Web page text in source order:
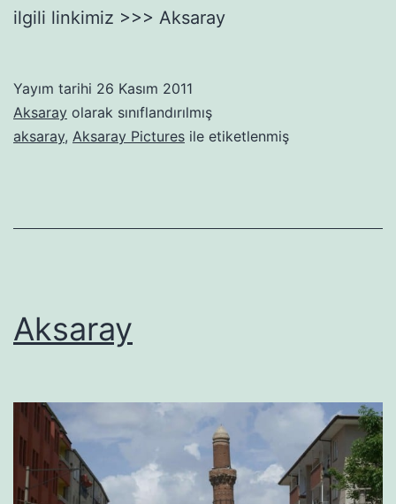
ilgili linkimiz >>> Aksaray
Yayım tarihi 26 Kasım 2011
Aksaray olarak sınıflandırılmış
aksaray, Aksaray Pictures ile etiketlenmiş
Aksaray